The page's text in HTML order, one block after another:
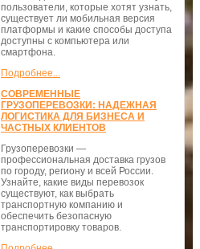
пользователи, которые хотят узнать,
существует ли мобильная версия
платформы и какие способы доступа
доступны с компьютера или
смартфона.
Подробнее...
СОВРЕМЕННЫЕ
ГРУЗОПЕРЕВОЗКИ: НАДЕЖНАЯ
ЛОГИСТИКА ДЛЯ БИЗНЕСА И
ЧАСТНЫХ КЛИЕНТОВ
Грузоперевозки —
профессиональная доставка грузов
по городу, региону и всей России.
Узнайте, какие виды перевозок
существуют, как выбрать
транспортную компанию и
обеспечить безопасную
транспортировку товаров.